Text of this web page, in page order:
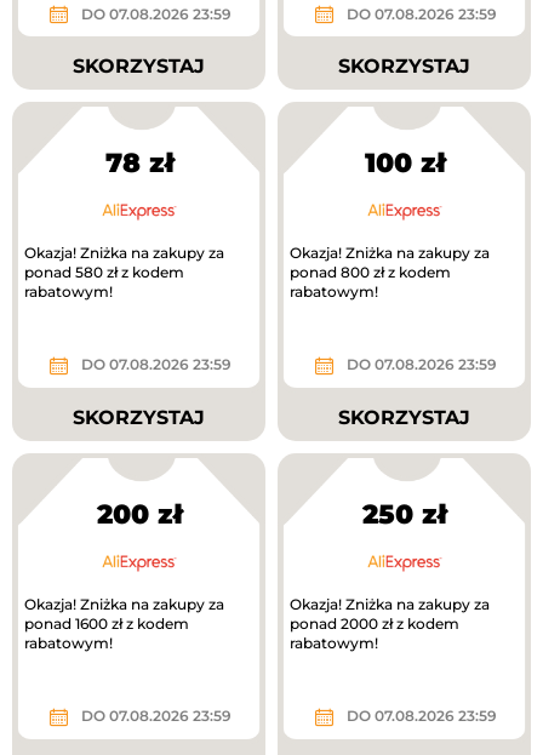
DO 07.08.2026 23:59
SKORZYSTAJ
DO 07.08.2026 23:59
SKORZYSTAJ
78 zł
Okazja! Zniżka na zakupy za
ponad 580 zł z kodem
rabatowym!
DO 07.08.2026 23:59
SKORZYSTAJ
100 zł
Okazja! Zniżka na zakupy za
ponad 800 zł z kodem
rabatowym!
DO 07.08.2026 23:59
SKORZYSTAJ
200 zł
Okazja! Zniżka na zakupy za
ponad 1600 zł z kodem
rabatowym!
DO 07.08.2026 23:59
250 zł
Okazja! Zniżka na zakupy za
ponad 2000 zł z kodem
rabatowym!
DO 07.08.2026 23:59